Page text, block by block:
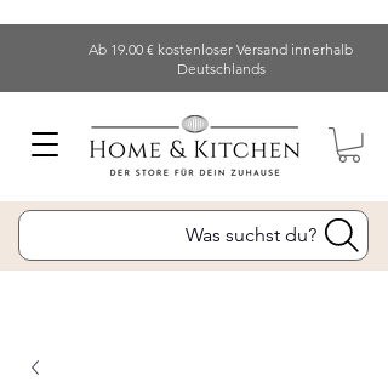
Ab 19.00 € kostenloser Versand innerhalb
Deutschlands
Was suchst du?